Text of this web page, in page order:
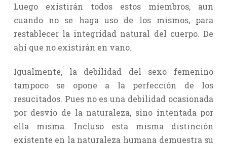
Luego existirán todos estos miembros, aun
cuando no se haga uso de los mismos, para
restablecer la integridad natural del cuerpo. De
ahí que no existirán en vano.
Igualmente, la debilidad del sexo femenino
tampoco se opone a la perfección de los
resucitados. Pues no es una debilidad ocasionada
por desvío de la naturaleza, sino intentada por
ella misma. Incluso esta misma distinción
existente en la naturaleza humana demuestra su